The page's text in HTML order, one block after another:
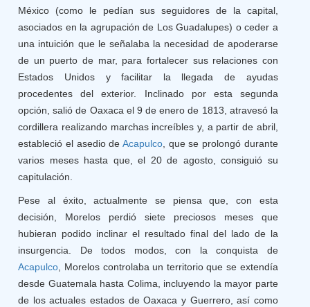
México (como le pedían sus seguidores de la capital,
asociados en la agrupación de Los Guadalupes) o ceder a
una intuición que le señalaba la necesidad de apoderarse
de un puerto de mar, para fortalecer sus relaciones con
Estados Unidos y facilitar la llegada de ayudas
procedentes del exterior. Inclinado por esta segunda
opción, salió de Oaxaca el 9 de enero de 1813, atravesó la
cordillera realizando marchas increíbles y, a partir de abril,
estableció el asedio de Acapulco , que se prolongó durante
varios meses hasta que, el 20 de agosto, consiguió su
capitulación.
Pese al éxito, actualmente se piensa que, con esta
decisión, Morelos perdió siete preciosos meses que
hubieran podido inclinar el resultado final del lado de la
insurgencia. De todos modos, con la conquista de
Acapulco , Morelos controlaba un territorio que se extendía
desde Guatemala hasta Colima, incluyendo la mayor parte
de los actuales estados de Oaxaca y Guerrero, así como